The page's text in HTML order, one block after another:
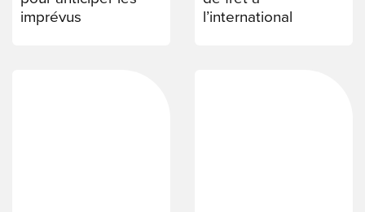
imprévus
l’international